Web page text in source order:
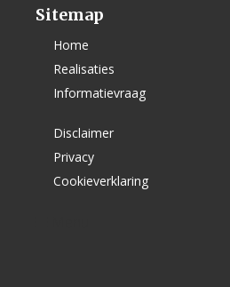
Sitemap
Home
Realisaties
Informatievraag
Disclaimer
Privacy
Cookieverklaring